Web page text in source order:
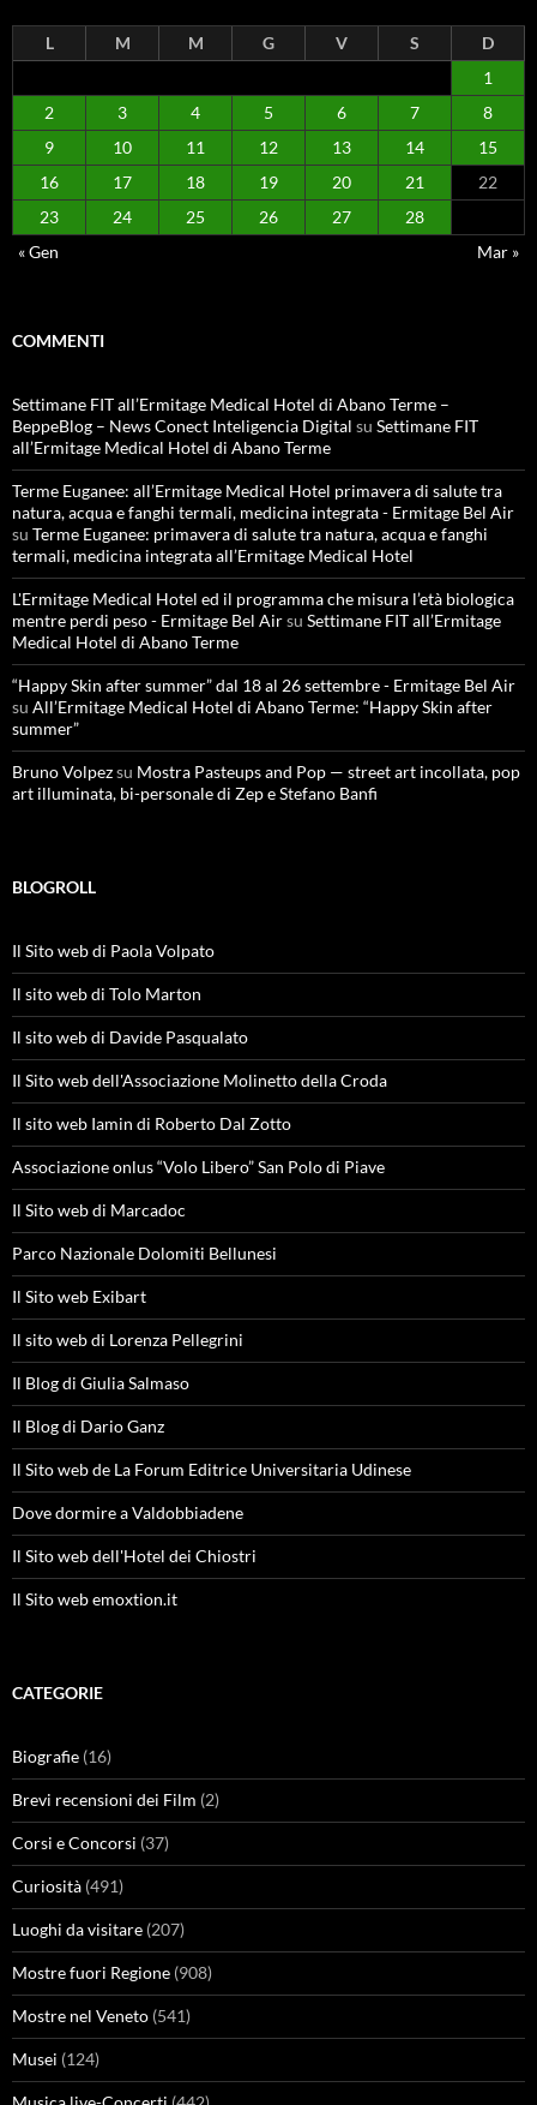
L M M G V S
D
1
2
3 4 5 6 7
8
9
10 11 12 13 14
15
16
17 18 19 20 21
22
23
24 25 26 27
28
« Gen
Mar »
COMMENTI
Settimane FIT all’Ermitage Medical Hotel di Abano Terme –
BeppeBlog – News Conect Inteligencia Digital su Settimane FIT
all’Ermitage Medical Hotel di Abano Terme
Terme Euganee: all’Ermitage Medical Hotel primavera di salute tra
natura, acqua e fanghi termali, medicina integrata - Ermitage Bel Air
su Terme Euganee: primavera di salute tra natura, acqua e fanghi
termali, medicina integrata all’Ermitage Medical Hotel
L'Ermitage Medical Hotel ed il programma che misura l’età biologica
mentre perdi peso - Ermitage Bel Airsu Settimane FIT all’Ermitage
Medical Hotel di Abano Terme
“Happy Skin after summer” dal 18 al 26 settembre - Ermitage Bel Air
su All’Ermitage Medical Hotel di Abano Terme: “Happy Skin after
summer”
Bruno Volpezsu Mostra Pasteups and Pop — street art incollata, pop
art illuminata, bi-personale di Zep e Stefano Banfi
BLOGROLL
Il Sito web di Paola Volpato
Il sito web di Tolo Marton
Il sito web di Davide Pasqualato
Il Sito web dell'Associazione Molinetto della Croda
Il sito web Iamin di Roberto Dal Zotto
Associazione onlus “Volo Libero” San Polo di Piave
Il Sito web di Marcadoc
Parco Nazionale Dolomiti Bellunesi
Il Sito web Exibart
Il sito web di Lorenza Pellegrini
Il Blog di Giulia Salmaso
Il Blog di Dario Ganz
Il Sito web de La Forum Editrice Universitaria Udinese
Dove dormire a Valdobbiadene
Il Sito web dell'Hotel dei Chiostri
Il Sito web emoxtion.it
CATEGORIE
Biografie (16)
Brevi recensioni dei Film (2)
Corsi e Concorsi (37)
Curiosità (491)
Luoghi da visitare (207)
Mostre fuori Regione (908)
Mostre nel Veneto (541)
Musei (124)